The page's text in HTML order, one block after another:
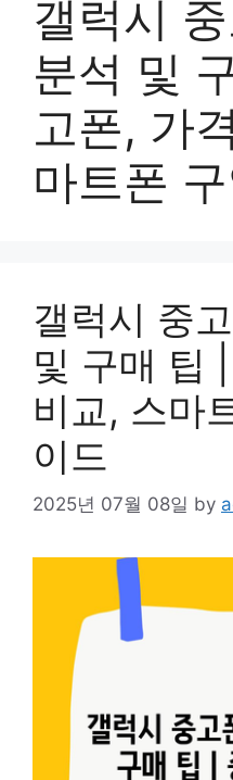
갤럭시
분석 및
고폰, 가
마트폰
갤럭시 중
및 구매 팁
비교, 스마
이드
2025년 07월 08일 by